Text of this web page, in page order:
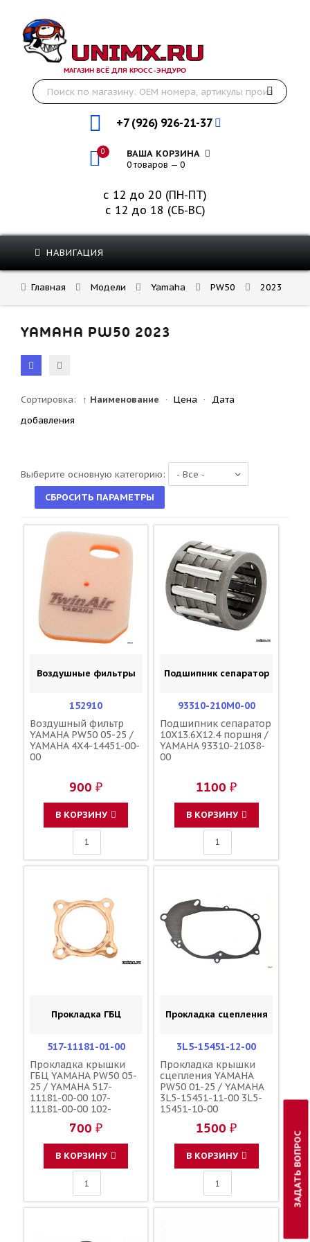
МАГАЗИН ВСЁ ДЛЯ КРОСС-ЭНДУРО
+7 (926) 926-21-37
0 ВАША КОРЗИНА
0 товаров — 0
с 12 до 20 (ПН-ПТ)
с 12 до 18 (СБ-ВС)
НАВИГАЦИЯ
Главная Модели Yamaha PW50 2023
YAMAHA PW50 2023
Сортировка: ↑ Наименование · Цена ·
Дата
добавления
Выберите основную категорию:
Воздушные фильтры
152910
Воздушный фильтр
YAMAHA PW50 05-25 /
YAMAHA 4X4-14451-00-
00
900 ₽
В КОРЗИНУ
Подшипник сепаратор
93310-210M0-00
Подшипник сепаратор
10X13.6X12.4 поршня /
YAMAHA 93310-21038-
00
1100 ₽
В КОРЗИНУ
Прокладка ГБЦ
517-11181-01-00
Прокладка крышки
ГБЦ YAMAHA PW50 05-
25 / YAMAHA 517-
11181-00-00 107-
11181-00-00 102-
700 ₽
В КОРЗИНУ
Прокладка сцепления
3L5-15451-12-00
Прокладка крышки
сцепления YAMAHA
PW50 01-25 / YAMAHA
3L5-15451-11-00 3L5-
15451-10-00
1500 ₽
В КОРЗИНУ ЗАДАТЬ ВОПРОС